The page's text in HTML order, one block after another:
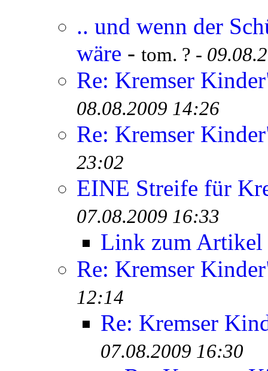
.. und wenn der
wäre - tom. ? -
Re: Kremser
08.08.2009 14:26
Re: Kremser
23:02
EINE Streife für
07.08.2009 16:33
Link zum Artikel
Re: Kremser
12:14
Re: Kremser
07.08.2009 16:30